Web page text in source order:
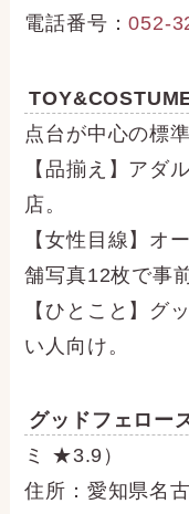
電話番号：052-
点台が中心の標
【品揃え】アダ
店。
【女性目線】オ
舗写真12枚で事
【ひとこと】グ
い人向け。
グッドフェロー
ミ ★3.9）
住所：愛知県名